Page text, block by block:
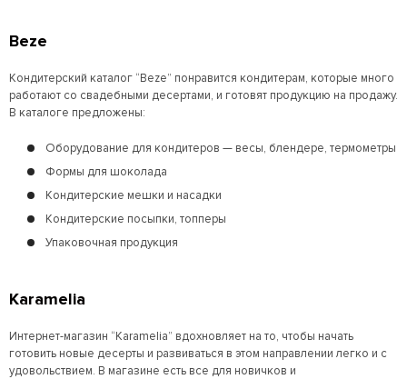
Beze
Кондитерский каталог “Beze” понравится кондитерам, которые много
работают со свадебными десертами, и готовят продукцию на продажу.
В каталоге предложены:
Оборудование для кондитеров — весы, блендере, термометры
Формы для шоколада
Кондитерские мешки и насадки
Кондитерские посыпки, топперы
Упаковочная продукция
Karamelia
Интернет-магазин “Karamelia” вдохновляет на то, чтобы начать
готовить новые десерты и развиваться в этом направлении легко и с
удовольствием. В магазине есть все для новичков и